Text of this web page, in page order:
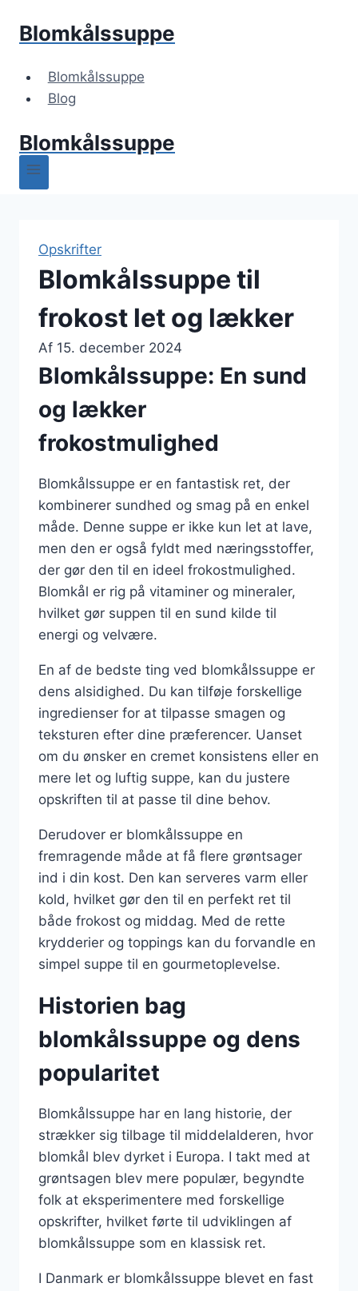
Blomkålssuppe
Blomkålssuppe
Blog
Blomkålssuppe
Opskrifter
Blomkålssuppe til
frokost let og lækker
Af 15. december 2024
Blomkålssuppe: En sund
og lækker
frokostmulighed
Blomkålssuppe er en fantastisk ret, der
kombinerer sundhed og smag på en enkel
måde. Denne suppe er ikke kun let at lave,
men den er også fyldt med næringsstoffer,
der gør den til en ideel frokostmulighed.
Blomkål er rig på vitaminer og mineraler,
hvilket gør suppen til en sund kilde til
energi og velvære.
En af de bedste ting ved blomkålssuppe er
dens alsidighed. Du kan tilføje forskellige
ingredienser for at tilpasse smagen og
teksturen efter dine præferencer. Uanset
om du ønsker en cremet konsistens eller en
mere let og luftig suppe, kan du justere
opskriften til at passe til dine behov.
Derudover er blomkålssuppe en
fremragende måde at få flere grøntsager
ind i din kost. Den kan serveres varm eller
kold, hvilket gør den til en perfekt ret til
både frokost og middag. Med de rette
krydderier og toppings kan du forvandle en
simpel suppe til en gourmetoplevelse.
Historien bag
blomkålssuppe og dens
popularitet
Blomkålssuppe har en lang historie, der
strækker sig tilbage til middelalderen, hvor
blomkål blev dyrket i Europa. I takt med at
grøntsagen blev mere populær, begyndte
folk at eksperimentere med forskellige
opskrifter, hvilket førte til udviklingen af
blomkålssuppe som en klassisk ret.
I Danmark er blomkålssuppe blevet en fast